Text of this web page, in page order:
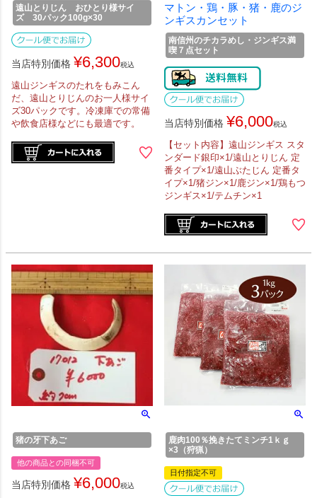
遠山とりじん おひとり様サイ
ズ 30パック100g×30
当店特別価格 ¥6,300税込
遠山ジンギスのたれをもみこん
だ、遠山とりじんのお一人様サイ
ズ30パックです。冷凍庫での常備
や飲食店様などにも最適です。
マトン・鶏・豚・猪・鹿のジ
ンギスカンセット
南信州のチカラめし・ジンギス満
喫７点セット
当店特別価格 ¥6,000税込
【セット内容】遠山ジンギス スタ
ンダード銀印×1/遠山とりじん 定
番タイプ×1/遠山ぶたじん 定番タ
イプ×1/猪ジン×1/鹿ジン×1/鶏もつ
ジンギス×1/テムチン×1
猪の牙下あご
他の商品との同梱不可
当店特別価格 ¥6,000税込
鹿肉100％挽きたてミンチ1ｋｇ
×3（狩猟）
日付指定不可